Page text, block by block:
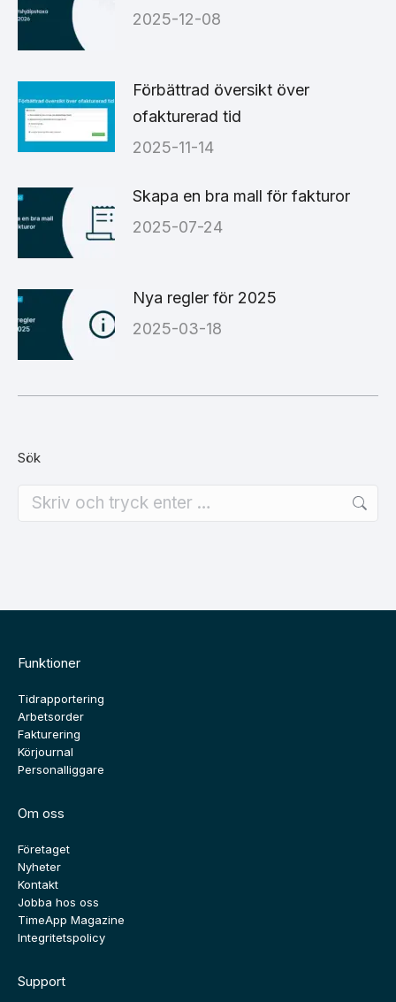
2025-12-08
Förbättrad översikt över
ofakturerad tid
2025-11-14
Skapa en bra mall för fakturor
2025-07-24
Nya regler för 2025
2025-03-18
Sök
Funktioner
Tidrapportering
Arbetsorder
Fakturering
Körjournal
Personalliggare
Om oss
Företaget
Nyheter
Kontakt
Jobba hos oss
TimeApp Magazine
Integritetspolicy
Support